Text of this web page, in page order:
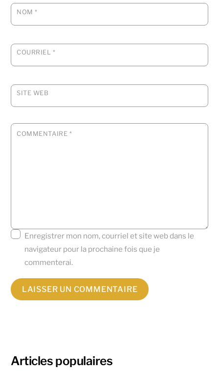
NOM*
COURRIEL*
SITE WEB
COMMENTAIRE *
Enregistrer mon nom, courriel et site web dans le
navigateur pour la prochaine fois que je
commenterai.
Articles populaires